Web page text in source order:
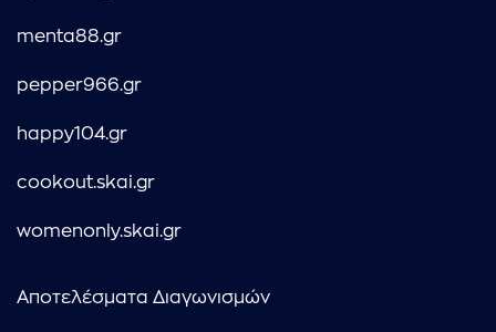
menta88.gr
pepper966.gr
happy104.gr
cookout.skai.gr
womenonly.skai.gr
Αποτελέσματα Διαγωνισμών